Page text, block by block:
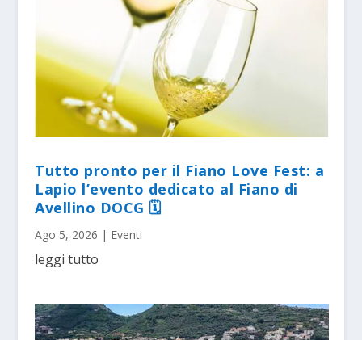
Tutto pronto per il Fiano Love Fest: a
Lapio l’evento dedicato al Fiano di
Avellino DOCG 🗓
Ago 5, 2026 | Eventi
leggi tutto